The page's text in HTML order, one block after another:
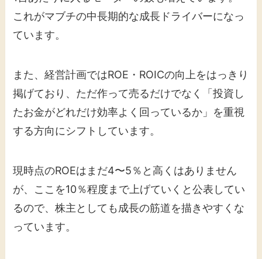
これがマブチの中長期的な成長ドライバーになっ
ています。
また、経営計画ではROE・ROICの向上をはっきり
掲げており、ただ作って売るだけでなく「投資し
たお金がどれだけ効率よく回っているか」を重視
する方向にシフトしています。
現時点のROEはまだ4〜5％と高くはありません
が、ここを10％程度まで上げていくと公表してい
るので、株主としても成長の筋道を描きやすくな
っています。